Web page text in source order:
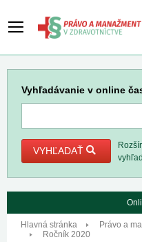
Vyhľadávanie v online
VYHĽADAŤ
Hlavná stránka
Právo a
Ročník 2020